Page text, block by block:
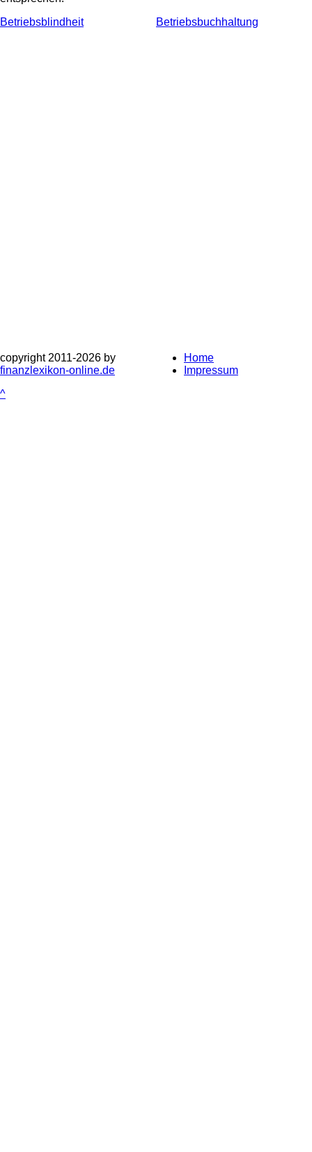
Betriebsblindheit
Betriebsbuchhaltung
copyright 2011-2026 by
finanzlexikon-online.de
Home
Impressum
^